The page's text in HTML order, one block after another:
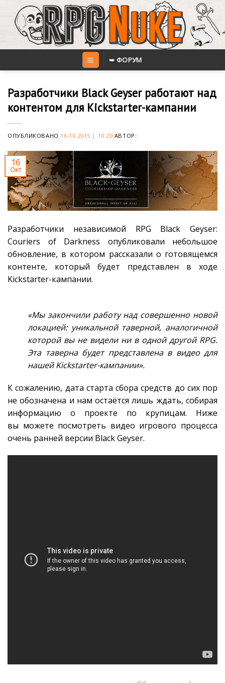
content
➥ ФОРУМ
Разработчики Black Geyser работают над
контентом для Kickstarter-кампании
ОПУБЛИКОВАНО 16.10.2015 | 10:20 АВТОР:
16
Окт
Разработчики независимой RPG Black Geyser:
Couriers of Darkness опубликовали небольшое
обновление, в котором рассказали о готовящемся
контенте, который будет представлен в ходе
Kickstarter-кампании.
«Мы закончили работу над совершенно новой
локацией: уникальной таверной, аналогичной
которой вы не видели ни в одной другой RPG.
Эта таверна будет представлена в видео для
нашей Kickstarter-кампании».
К сожалению, дата старта сбора средств до сих пор
не обозначена и нам остаётся лишь ждать, собирая
информацию о проекте по крупицам. Ниже
вы можете посмотреть видео игрового процесса
очень ранней версии Black Geyser.